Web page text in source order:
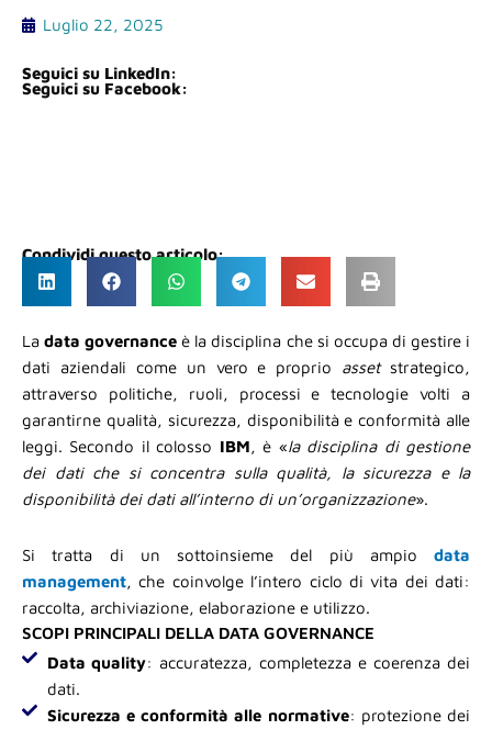
Luglio 22, 2025
Seguici su LinkedIn:
Seguici su Facebook:
Condividi questo articolo:
Ladata governance è la disciplina che si occupa di gestire i
dati aziendali come un vero e proprio assetstrategico,
attraverso politiche, ruoli, processi e tecnologie volti a
garantirne qualità, sicurezza, disponibilità e conformità alle
leggi. Secondo il colosso IBM, è «la disciplina di gestione
dei dati che si concentra sulla qualità, la sicurezza e la
disponibilità dei dati all’interno di un’organizzazione».
Si tratta di un sottoinsieme del più ampio data
management, che coinvolge l’intero ciclo di vita dei dati:
raccolta, archiviazione, elaborazione e utilizzo.
SCOPI PRINCIPALI DELLA DATA GOVERNANCE
Data quality: accuratezza, completezza e coerenza dei
dati.
Sicurezza e conformità alle normative: protezione dei